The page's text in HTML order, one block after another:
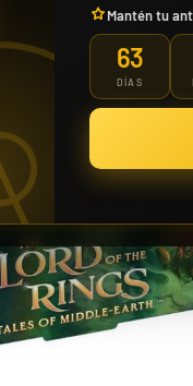
Display 24 Sobres
Mantén tu
63
DÍAS